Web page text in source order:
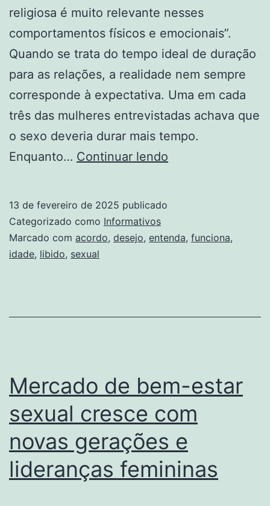
religiosa é muito relevante nesses
comportamentos físicos e emocionais”.
Quando se trata do tempo ideal de duração
para as relações, a realidade nem sempre
corresponde à expectativa. Uma em cada
três das mulheres entrevistadas achava que
o sexo deveria durar mais tempo.
Enquanto… Continuar lendo
desejo
acordo
idade
13 de fevereiro de 2025 publicado
Categorizado como Informativos
Marcado com acordo, desejo, entenda, funciona,
idade, libido, sexual
Mercado de bem-estar
sexual cresce com
novas gerações e
lideranças femininas